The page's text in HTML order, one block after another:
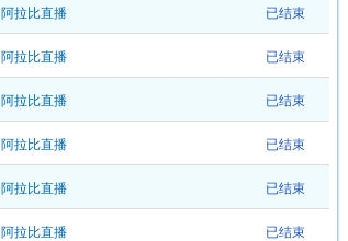
阿拉比直播 已结束
阿拉比直播 已结束
阿拉比直播 已结束
阿拉比直播 已结束
阿拉比直播 已结束
阿拉比直播 已结束